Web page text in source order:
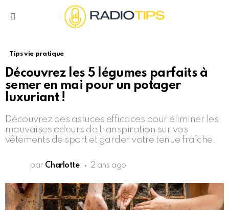
Tips vie pratique
Découvrez les 5 légumes parfaits à
semer en mai pour un potager
luxuriant !
Découvrez des astuces efficaces pour éliminer les
mauvaises odeurs de transpiration sur vos
vêtements de sport et garder votre tenue fraîche.
par Charlotte 2 ans ago